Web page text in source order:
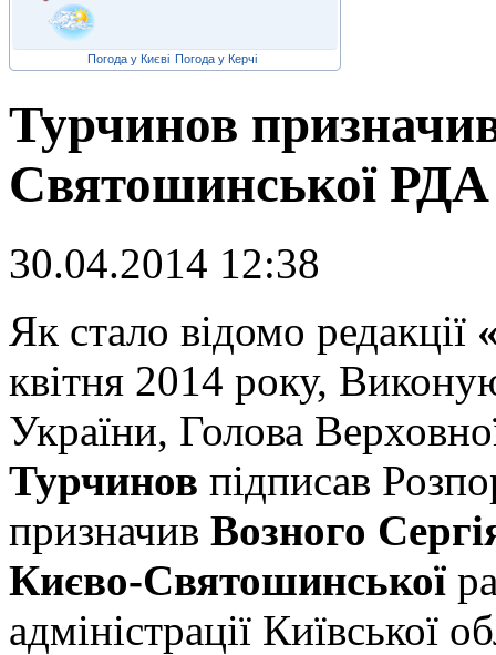
Погода у Києві Погода у Керчі
Турчинов
Святошинської РДА
30.04.2014 12:38
Як стало відомо редакції
квітня 2014 року,
України, Голова
Турчинов підписав
призначив Возного
Києво-Святошинської
адміністрації Київської